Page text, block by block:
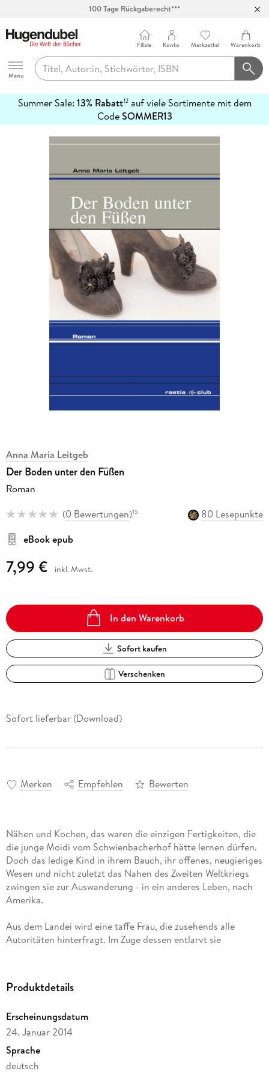
100 Tage Rückgaberecht***
Hugendubel
Menu
Filiale Konto Merkzettel Warenkorb
Summer Sale: 13% Rabatt12auf viele Sortimente mit dem
CodeSOMMER13
erfahren
Anna Maria Leitgeb
Der Boden unter den Füßen
Roman
(0 Bewertungen)15
80 Lesepunkte
eBook epub
7,99 € inkl. Mwst.
In den Warenkorb
Sofort kaufen
Verschenken
Sofort lieferbar (Download)
Merken Empfehlen Bewerten
Nähen und Kochen, das waren die einzigen Fertigkeiten, die
die junge Moidi vom Schwienbacherhof hätte lernen dürfen.
Doch das ledige Kind in ihrem Bauch, ihr offenes, neugieriges
Wesen und nicht zuletzt das Nahen des Zweiten Weltkriegs
zwingen sie zur Auswanderung - in ein anderes Leben, nach
Aus dem Landei wird eine taffe Frau, die zusehends alle
Autoritäten hinterfragt. Im Zuge dessen entlarvt sie
ihre Fahnen schreiben; andererseits wehrt sie sich gegen ein
seien es Juden, Farbige oder auch Frauen. Doch bevor sie ihre
schmerzvolle Metamorphose zur selbstbestimmten Frau
abschließen kann, muss sie sich erneut ihrer Vergangenheit
Produktdetails
Erscheinungsdatum
24. Januar 2014
Sprache
deutsch